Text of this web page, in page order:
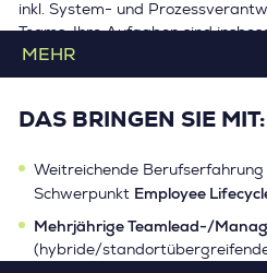
inkl. System- und
Teams. Ihre Aufgaben sind
Fachliche/Disziplinarische
desEmployee-Lifecycle-Teams.
Steuerung und Sicherstellung
Personalmaßnahmen,
Zeitwirtschaft, Reporting,
Stakeholder-Management (u.
Business, Betriebsrat) und
DAS BRINGEN SIE MIT:
Weitreichende Berufserfahrung
Schwerpunkt Employee
Mehrjährige Teamlead-/
(hybride/